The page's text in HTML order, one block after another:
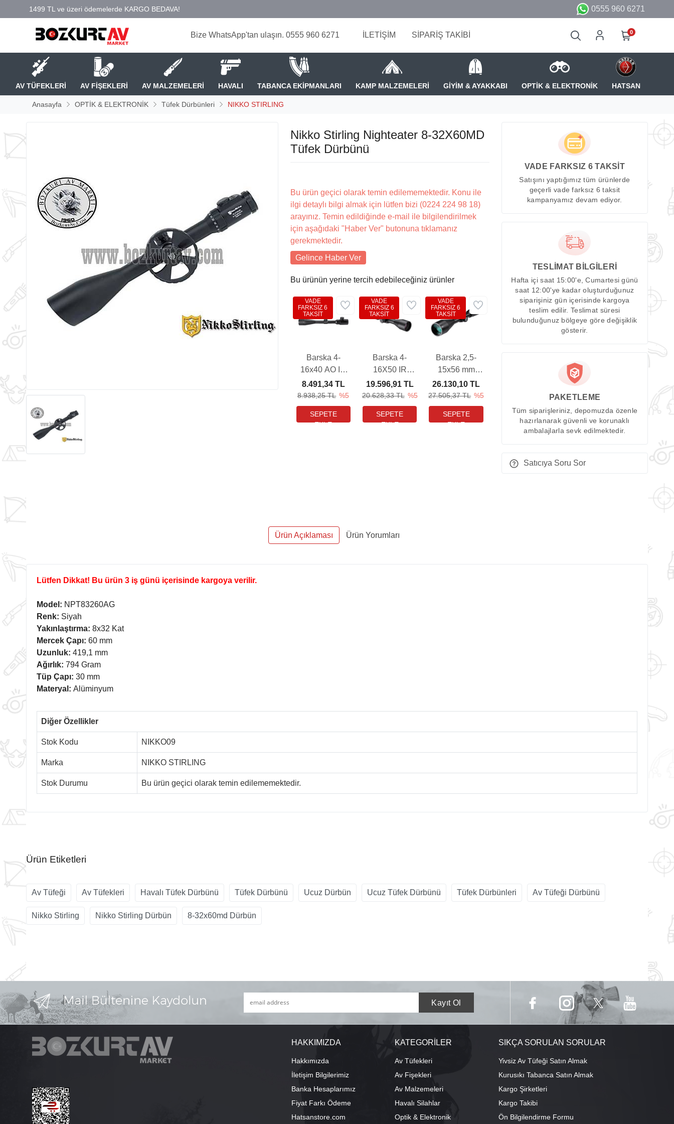
0555 960 6271
Bize WhatsApp'tan ulaşın. 0555 960 6271 İLETİŞİM SİPARİŞ TAKİBİ 0
AV TÜFEKLERİ AV FİŞEKLERİ AV MALZEMELERİ HAVALI TABANCA EKİPMANLARI KAMP MALZEMELERİ GİYİM & AYAKKABI OPTİK & ELEKTRONİK HATSAN
Anasayfa OPTİK & ELEKTRONİK Tüfek Dürbünleri NIKKO STIRLING
Nikko Stirling Nighteater 8-32X60MD
Tüfek Dürbünü
Bu ürün geçici olarak temin edilememektedir. Konu ile
ilgi detaylı bilgi almak için lütfen bizi (0224 224 98 18)
arayınız. Temin edildiğinde e-mail ile bilgilendirilmek
için aşağıdaki "Haber Ver" butonuna tıklamanız
gerekmektedir.
Gelince Haber Ver
Bu ürünün yerine tercih edebileceğiniz ürünler
Barska 4-
16x40 AO IR
External MIL-
DOT Tüfek
Dürbünü
8.938,25 TL %5
8.491,34 TL
VADE
FARKSIZ 6
TAKSİT
Barska 4-
16X50 IR
TACTICAL
FFP Tüfek
Dürbünü
20.628,33 TL %5
19.596,91 TL
VADE
FARKSIZ 6
TAKSİT
Barska 2,5-
15x56 mm
AR6 MIL-DOT
Tüfek Dürbünü
27.505,37 TL %5
26.130,10 TL
VADE
FARKSIZ 6
TAKSİT
VADE FARKSIZ 6 TAKSİT
Satışını yaptığımız tüm ürünlerde
geçerli vade farksız 6 taksit
kampanyamız devam ediyor.
TESLİMAT BİLGİLERİ
Hafta içi saat 15:00'e, Cumartesi günü
saat 12:00'ye kadar oluşturduğunuz
siparişiniz gün içerisinde kargoya
teslim edilir. Teslimat süresi
bulunduğunuz bölgeye göre değişiklik
gösterir.
PAKETLEME
Tüm siparişleriniz, depomuzda özenle
hazırlanarak güvenli ve korunaklı
ambalajlarla sevk edilmektedir.
Satıcıya Soru Sor
Ürün Açıklaması Ürün Yorumları
Lütfen Dikkat! Bu ürün 3 iş günü içerisinde kargoya verilir.
Model: NPT83260AG
Renk: Siyah
Yakınlaştırma: 8x32 Kat
Mercek Çapı: 60 mm
Uzunluk: 419,1 mm
Ağırlık: 794 Gram
Tüp Çapı: 30 mm
Materyal: Alüminyum
Diğer Özellikler
Stok Kodu NIKKO09
Marka NIKKO STIRLING
Stok Durumu Bu ürün geçici olarak temin edilememektedir.
Ürün Etiketleri
Av Tüfeği Av Tüfekleri Havalı Tüfek Dürbünü Tüfek Dürbünü Ucuz Dürbün Ucuz Tüfek Dürbünü Tüfek Dürbünleri Av Tüfeği Dürbünü
Nikko Stirling Nikko Stirling Dürbün 8-32x60md Dürbün
HAKKIMIZDA
Hakkımızda
İletişim Bilgilerimiz
Banka Hesaplarımız
Fiyat Farkı Ödeme
Hatsanstore.com
KATEGORİLER
Av Tüfekleri
Av Fişekleri
Av Malzemeleri
Havalı Silahlar
Optik & Elektronik
SIKÇA SORULAN SORULAR
Yivsiz Av Tüfeği Satın Almak
Kurusıkı Tabanca Satın Almak
Kargo Şirketleri
Kargo Takibi
Ön Bilgilendirme Formu